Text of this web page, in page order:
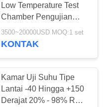
Low Temperature Test
Chamber Pengujian
Bukti Ledakan Baterai
Lithium
3500~20000USD MOQ:1 set
KONTAK
Kamar Uji Suhu Tipe
Lantai -40 Hingga +150
Derajat 20% - 98% RH